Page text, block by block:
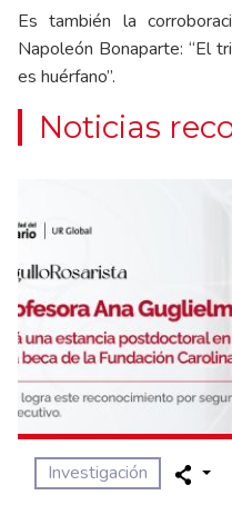
Es también la
Napoleón Bonaparte: “El
es huérfano”.
Noticias
Investigación